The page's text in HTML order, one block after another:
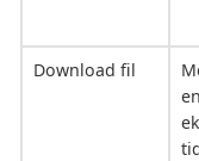
Download fil